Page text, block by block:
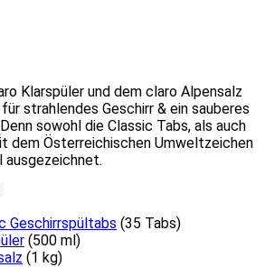
Klarspüler und dem claro Alpensalz
strahlendes Geschirr & ein sauberes
sowohl die Classic Tabs, als auch
dem Österreichischen Umweltzeichen
ausgezeichnet.
Geschirrspültabs (35 Tabs)
(500 ml)
(1 kg)